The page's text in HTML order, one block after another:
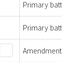
Primary
Primary
Amendment